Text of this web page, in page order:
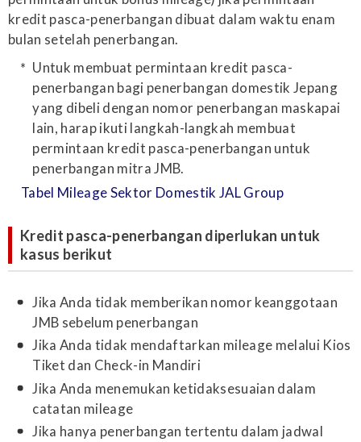
kredit pasca-penerbangan dibuat dalam waktu enam
bulan setelah penerbangan.
Untuk membuat permintaan kredit pasca-
penerbangan bagi penerbangan domestik Jepang
yang dibeli dengan nomor penerbangan maskapai
lain, harap ikuti langkah-langkah membuat
permintaan kredit pasca-penerbangan untuk
penerbangan mitra JMB.
Tabel Mileage Sektor Domestik JAL Group
Kredit pasca-penerbangan diperlukan untuk
kasus berikut
Jika Anda tidak memberikan nomor keanggotaan
JMB sebelum penerbangan
Jika Anda tidak mendaftarkan mileage melalui Kios
Tiket dan Check-in Mandiri
Jika Anda menemukan ketidaksesuaian dalam
catatan mileage
Jika hanya penerbangan tertentu dalam jadwal